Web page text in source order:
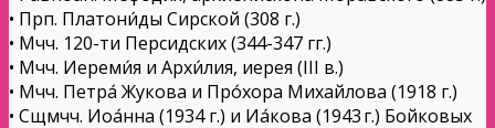
• Прп. Платони́ды Сирской (308 г.)
• Мчч. 120-ти Персидских (344-347 гг.)
• Мчч. Иереми́я и Архи́лия, иерея (III в.)
• Мчч. Петра́ Жукова и Про́хора Михайлова (1918 г.)
• Сщмчч. Иоа́нна (1934 г.) и Иа́кова (1943 г.) Бойковых